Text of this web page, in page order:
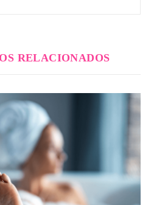
RELACIONADOS